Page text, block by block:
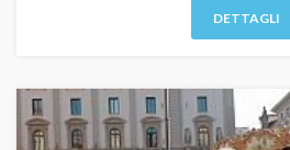
DETTAGLI